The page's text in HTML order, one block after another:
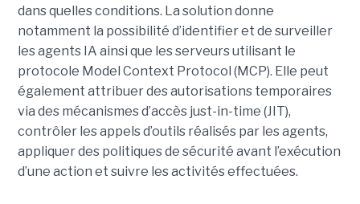
dans quelles conditions. La solution donne
notamment la possibilité d’identifier et de surveiller
les agents IA ainsi que les serveurs utilisant le
protocole Model Context Protocol (MCP). Elle peut
également attribuer des autorisations temporaires
via des mécanismes d’accès just-in-time (JIT),
contrôler les appels d’outils réalisés par les agents,
appliquer des politiques de sécurité avant l’exécution
d’une action et suivre les activités effectuées.